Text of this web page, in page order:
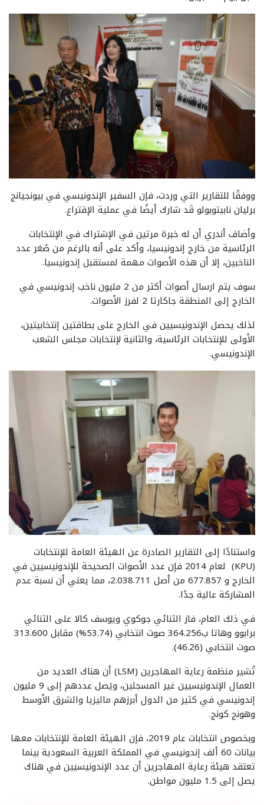
ووفقًا للتقارير التي وردت، فإن السفير الإندونيسي في بيونجيانج
برليان نابيتوبولو قَد شارك أيضًا في عملية الإقتراع.
وأضاف أندري أن له خبرة مرتين في الإشتراك في الإنتخابات
الرئاسية من خارج إندونيسيا، وأكد على أنه بالرغم من صُغر عدد
الناخبين، إلا أن هذه الأصوات مهمة لمستقبل إندونيسيا.
سوف يتم ارسال أصوات أكثر من 2 مليون ناخب إندونيسي في
الخارج إلى المنطقة جاكارتا 2 لفرز الأصوات.
لذلك يحصل الإندونيسيين في الخارج على بطاقتين إنتخابيتين،
الأولى للإنتخابات الرئاسية، والثانية لإنتخابات مجلس الشعب
الإندونيسي.
واستنادًا إلى التقارير الصادرة عن الهيئة العامة للإنتخابات
(KPU) لعام 2014 فإن عدد الأصوات الصحيحة للإندونيسيين في
الخارج و 677.857 من أصل 2.038.711، مما يعني أن نسبة عدم
المشاركة عالية جدًا.
في ذلك العام، فاز الثنائي جوكوي ويوسف كالا على الثنائي
برابوو وهاتا ب364.256 صوت انتخابي (53.74%) مقابل 313.600
صوت انتخابي (46.26).
تُشير منظمة رعاية المهاجرين (LSM) أن هناك العديد من
العمال الإندونيسيين غير المسجلين، ويَصل عددهم إلى 9 مليون
إندونيسي في كثير من الدول أبرزهم ماليزيا والشرق الأوسط
وهونج كونج.
وبخصوص انتخابات عام 2019، فإن الهيئة العامة للإنتخابات معها
بيانات 60 ألف إندونيسي في المملكة العربية السعودية بينما
تعتقد هيئة رعاية المهاجرين أن عدد الإندونيسيين في هناك
يصل إلى 1.5 مليون مواطن.